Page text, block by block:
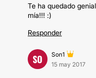
Te ha quedado
mía!!! :)
Responder
SO
Son1
15 may 2017